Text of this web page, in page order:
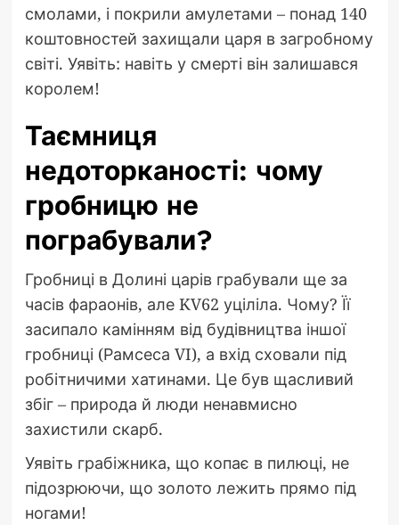
смолами, і покрили амулетами – понад 140
коштовностей захищали царя в загробному
світі. Уявіть: навіть у смерті він залишався
королем!
Таємниця
недоторканості: чому
гробницю не
пограбували?
Гробниці в Долині царів грабували ще за
часів фараонів, але KV62 уціліла. Чому? Її
засипало камінням від будівництва іншої
гробниці (Рамсеса VI), а вхід сховали під
робітничими хатинами. Це був щасливий
збіг – природа й люди ненавмисно
захистили скарб.
Уявіть грабіжника, що копає в пилюці, не
підозрюючи, що золото лежить прямо під
ногами!